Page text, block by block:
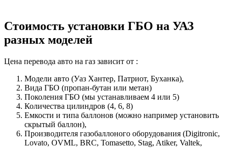
Стоимость установки ГБО на УАЗ
разных моделей
Цена перевода авто на газ зависит от :
Модели авто (Уаз Хантер, Патриот, Буханка),
Вида ГБО (пропан-бутан или метан)
Поколения ГБО (мы устанавливаем 4 или 5)
Количества цилиндров (4, 6, 8)
Емкости и типа баллонов (можно например установить
скрытый баллон),
Производителя газобаллоного оборудования (Digitronic,
Lovato, OVML, BRC, Tomasetto, Stag, Atiker, Valtek,